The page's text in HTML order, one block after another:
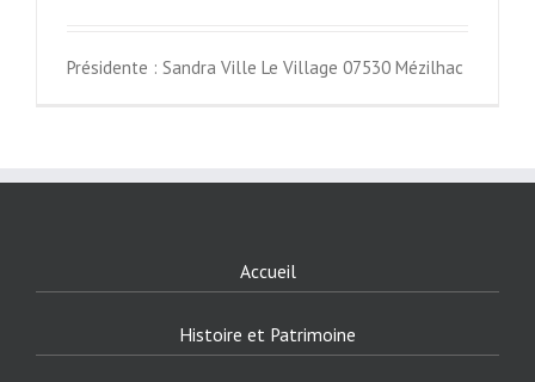
Présidente : Sandra Ville Le Village 07530 Mézilhac
Accueil
Histoire et Patrimoine